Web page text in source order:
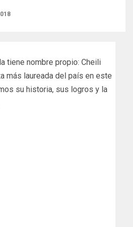
tiene nombre propio: Cheili
más laureada del país en este
su historia, sus logros y la